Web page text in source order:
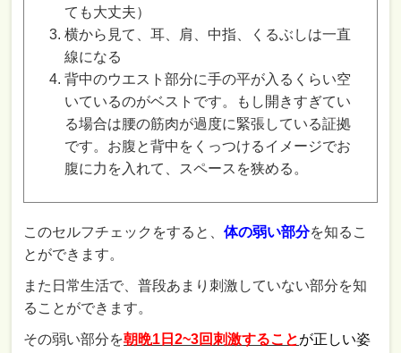
ても大丈夫）
横から見て、耳、肩、中指、くるぶしは一直
線になる
背中のウエスト部分に手の平が入るくらい空
いているのがベストです。もし開きすぎてい
る場合は腰の筋肉が過度に緊張している証拠
です。お腹と背中をくっつけるイメージでお
腹に力を入れて、スペースを狭める。
このセルフチェックをすると、体の弱い部分を知るこ
とができます。
また日常生活で、普段あまり刺激していない部分を知
ることができます。
その弱い部分を朝晩1日2~3回刺激することが正しい姿